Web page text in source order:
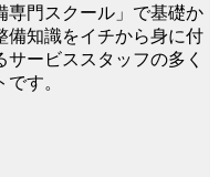
専門スクール」で基礎か
備知識をイチから身に付
ービススタッフの多く
す。